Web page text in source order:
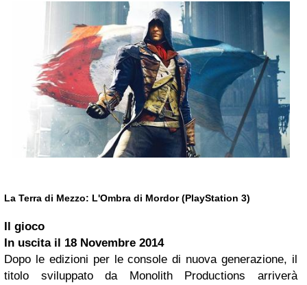
La Terra di Mezzo: L'Ombra di Mordor (PlayStation 3)
Il gioco
In uscita il 18 Novembre 2014
Dopo le edizioni per le console di nuova generazione, il
titolo sviluppato da Monolith Productions arriverà